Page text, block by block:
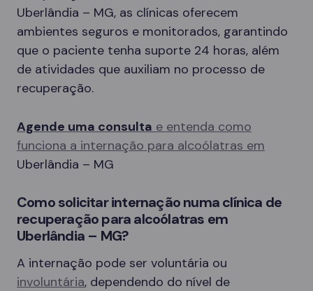
Uberlândia – MG, as clínicas oferecem
ambientes seguros e monitorados, garantindo
que o paciente tenha suporte 24 horas, além
de atividades que auxiliam no processo de
recuperação.
Agende uma consulta e entenda como
funciona a internação para alcoólatras em
Uberlândia – MG
Como solicitar internação numa clínica de
recuperação para alcoólatras em
Uberlândia – MG?
A internação pode ser voluntária ou
involuntária, dependendo do nível de